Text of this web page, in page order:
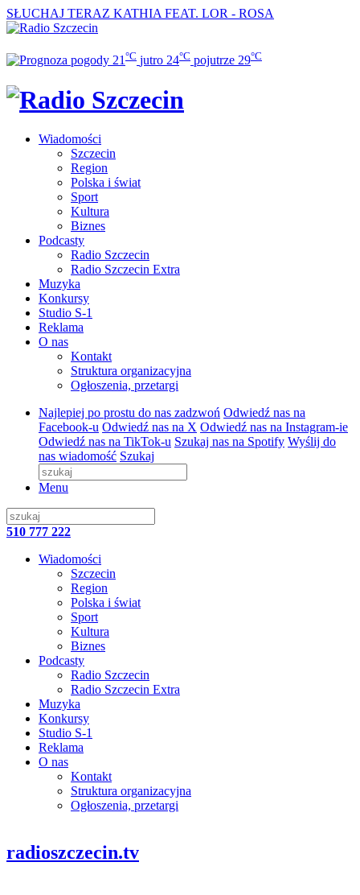
SŁUCHAJ TERAZ KATHIA FEAT. LOR - ROSA
21 °C jutro 24°C pojutrze 29°C
Wiadomości
Szczecin
Region
Polska i świat
Sport
Kultura
Biznes
Podcasty
Radio Szczecin
Radio Szczecin Extra
Muzyka
Konkursy
Studio S-1
Reklama
O nas
Kontakt
Struktura organizacyjna
Ogłoszenia, przetargi
Najlepiej po prostu do nas zadzwoń Odwiedź nas na
Facebook-u Odwiedź nas na X Odwiedź nas na Instagram-ie
Odwiedź nas na TikTok-u Szukaj nas na Spotify Wyślij do
nas wiadomość Szukaj
Menu
510 777 222
Wiadomości
Szczecin
Region
Polska i świat
Sport
Kultura
Biznes
Podcasty
Radio Szczecin
Radio Szczecin Extra
Muzyka
Konkursy
Studio S-1
Reklama
O nas
Kontakt
Struktura organizacyjna
Ogłoszenia, przetargi
radioszczecin.tv